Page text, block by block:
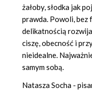
żałoby, słodka jak
prawda. Powoli, bez
delikatnością
ciszę, obecność i
nieidealne.
samym sobą.
Natasza Socha -